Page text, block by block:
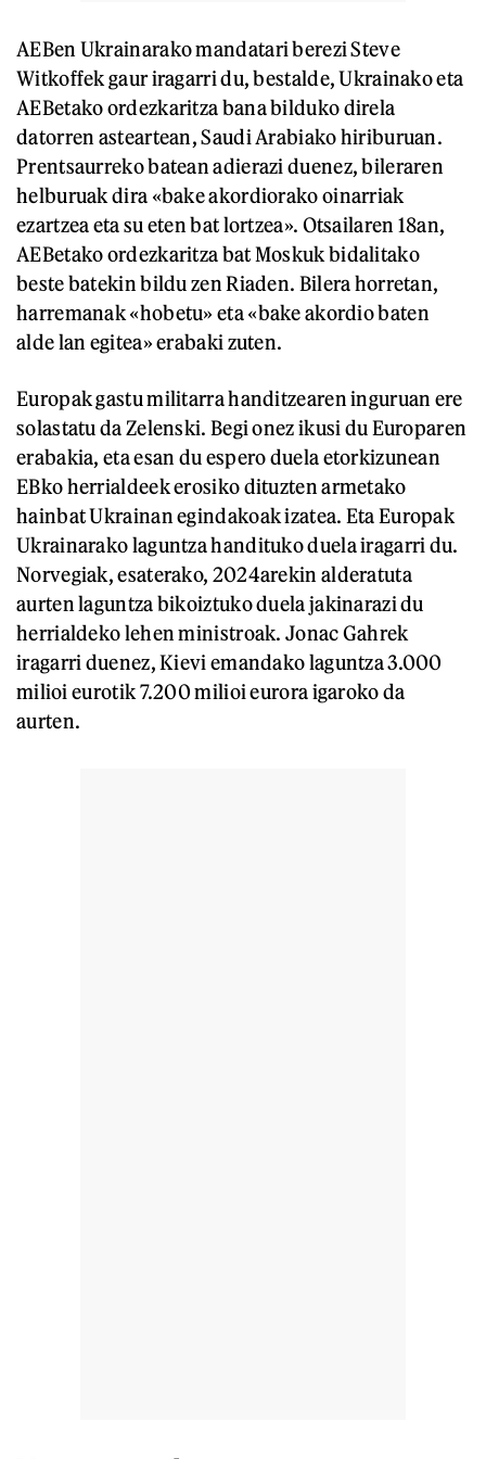
AEBen Ukrainarako mandatari berezi Steve
Witkoffek gaur iragarri du, bestalde, Ukrainako eta
AEBetako ordezkaritza bana bilduko direla
datorren asteartean, Saudi Arabiako hiriburuan.
Prentsaurreko batean adierazi duenez, bileraren
helburuak dira «bake akordiorako oinarriak
ezartzea eta su eten bat lortzea». Otsailaren 18an,
AEBetako ordezkaritza bat Moskuk bidalitako
beste batekin bildu zen Riaden. Bilera horretan,
harremanak «hobetu» eta «bake akordio baten
alde lan egitea» erabaki zuten.
Europak gastu militarra handitzearen inguruan ere
solastatu da Zelenski. Begi onez ikusi du Europaren
erabakia, eta esan du espero duela etorkizunean
EBko herrialdeek erosiko dituzten armetako
hainbat Ukrainan egindakoak izatea. Eta Europak
Ukrainarako laguntza handituko duela iragarri du.
Norvegiak, esaterako, 2024arekin alderatuta
aurten laguntza bikoiztuko duela jakinarazi du
herrialdeko lehen ministroak. Jonac Gahrek
iragarri duenez, Kievi emandako laguntza 3.000
milioi eurotik 7.200 milioi eurora igaroko da
aurten.